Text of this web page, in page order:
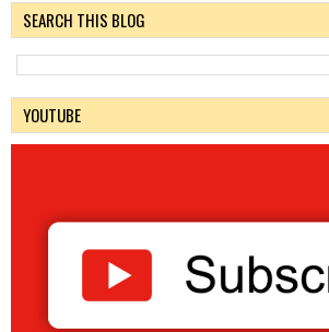
SEARCH THIS BLOG
YOUTUBE